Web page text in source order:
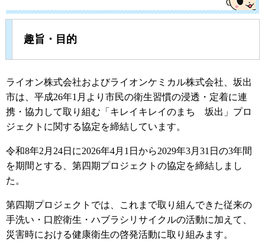
趣旨・目的
ライオン株式会社およびライオンケミカル株式会社、坂出
市は、平成26年1月より市民の衛生習慣の浸透・定着に連
携・協力して取り組む「キレイキレイのまち 坂出」プロ
ジェクトに関する協定を締結しています。
令和8年2月24日に2026年4月1日から2029年3月31日の3年間
を期間とする、第四期プロジェクトの協定を締結しまし
た。
第四期プロジェクトでは、これまで取り組んできた従来の
手洗い・口腔衛生・ハブラシリサイクルの活動に加えて、
災害時における健康衛生の啓発活動に取り組みます。